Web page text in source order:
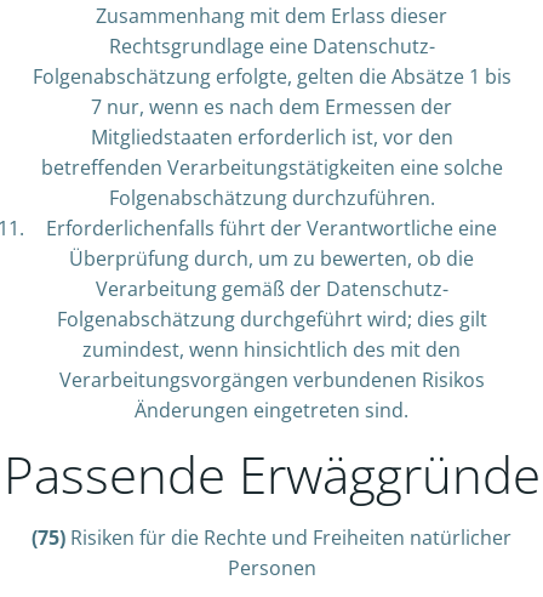
Zusammenhang mit dem Erlass dieser
Rechtsgrundlage eine Datenschutz-
Folgenabschätzung erfolgte, gelten die Absätze 1 bis
7 nur, wenn es nach dem Ermessen der
Mitgliedstaaten erforderlich ist, vor den
betreffenden Verarbeitungstätigkeiten eine solche
Folgenabschätzung durchzuführen.
Erforderlichenfalls führt der Verantwortliche eine
Überprüfung durch, um zu bewerten, ob die
Verarbeitung gemäß der Datenschutz-
Folgenabschätzung durchgeführt wird; dies gilt
zumindest, wenn hinsichtlich des mit den
Verarbeitungsvorgängen verbundenen Risikos
Änderungen eingetreten sind.
Passende Erwäggründe
(75) Risiken für die Rechte und Freiheiten natürlicher
Personen